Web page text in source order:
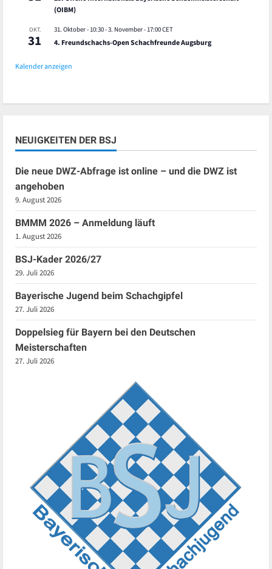
(OIBM)
OKT.
31
31. Oktober - 10:30-3. November - 17:00CET
4. Freundschachs-Open Schachfreunde Augsburg
Kalender anzeigen
NEUIGKEITEN DER BSJ
Die neue DWZ-Abfrage ist online – und die DWZ ist
angehoben
9. August 2026
BMMM 2026 – Anmeldung läuft
1. August 2026
BSJ-Kader 2026/27
29. Juli 2026
Bayerische Jugend beim Schachgipfel
27. Juli 2026
Doppelsieg für Bayern bei den Deutschen
Meisterschaften
27. Juli 2026